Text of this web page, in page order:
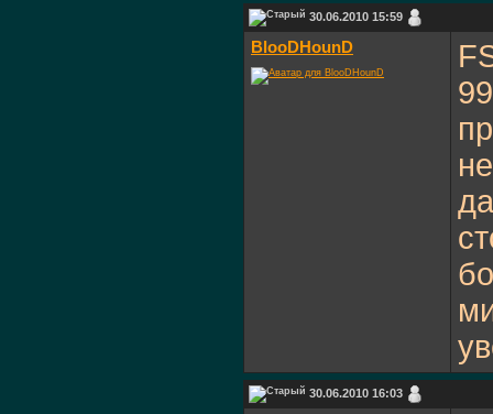
30.06.2010 15:59
BlooDHounD
30.06.2010 16:03